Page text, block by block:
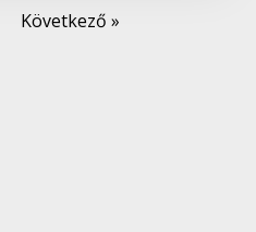
Következő »